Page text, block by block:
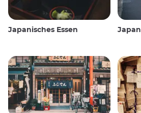
Japanisches Essen